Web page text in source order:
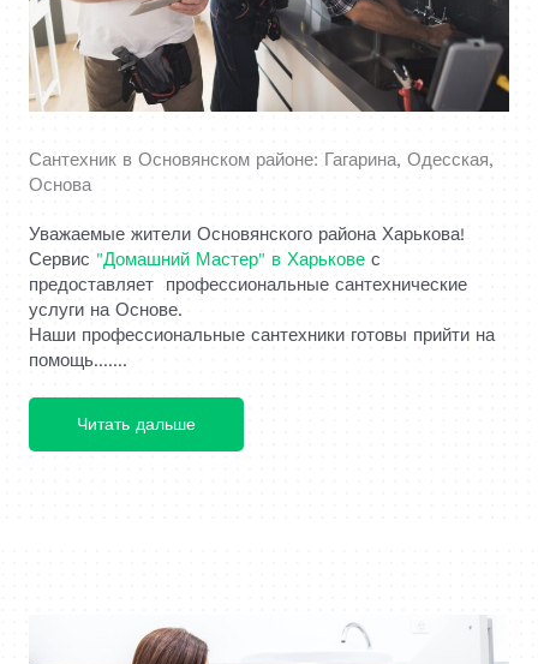
Сантехник в Основянском районе: Гагарина, Одесская,
Основа
Уважаемые жители Основянского района Харькова!
Сервис "Домашний Мастер" в Харькове с
предоставляет профессиональные сантехнические
услуги на Основе.
Наши профессиональные сантехники готовы прийти на
помощь.......
Читать дальше